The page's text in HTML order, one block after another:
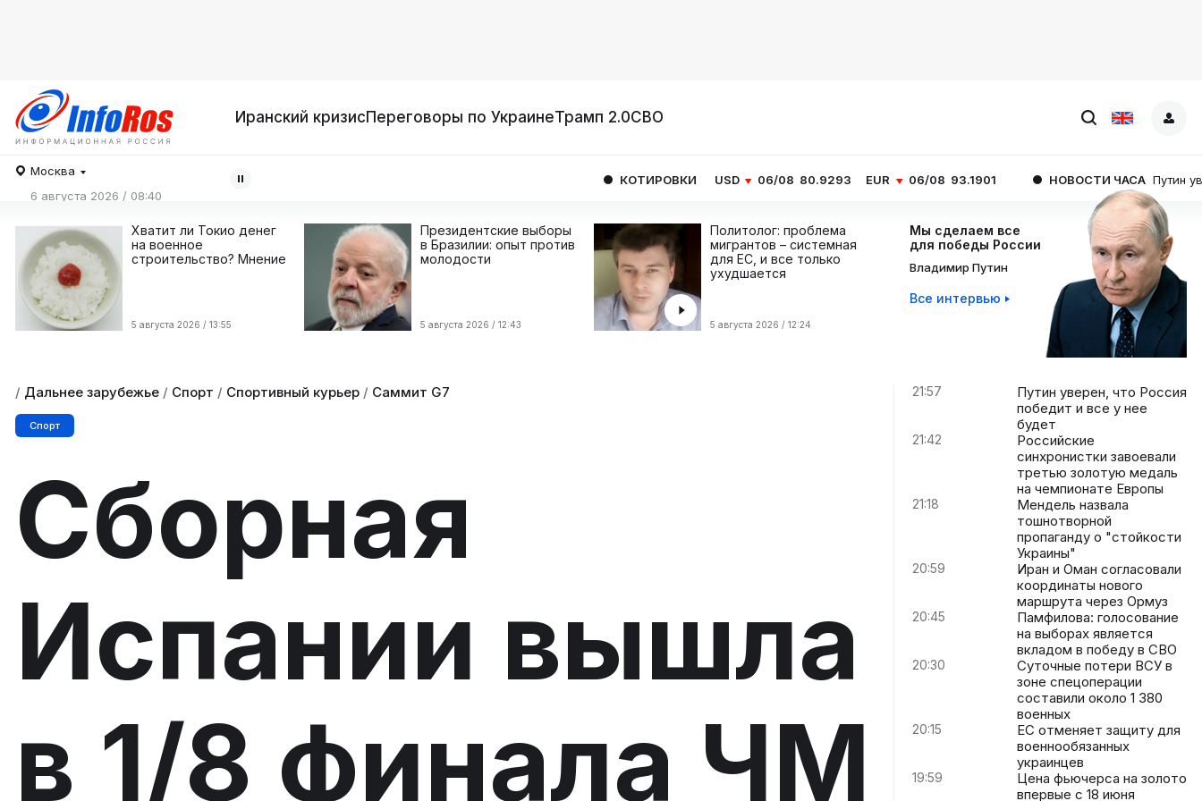
Иранский кризисПереговоры по УкраинеТрамп 2.0СВО
Москва
6 августа 2026 / 08:40
КОТИРОВКИ USD 06/08 80.9293 EUR 06/08 93.1901 НОВОСТИ ЧАСА Путин уверен, что
Хватит ли Токио денег
на военное
строительство? Мнение
5 августа 2026 / 13:55
Президентские выборы
в Бразилии: опыт против
молодости
5 августа 2026 / 12:43
Политолог: проблема
мигрантов – системная
для ЕС, и все только
ухудшается
5 августа 2026 / 12:24
Мы сделаем все
для победы России
Владимир Путин
Все интервью
/ Дальнее зарубежье / Спорт / Спортивный курьер / Саммит G7
Спорт
Сборная
Испании вышла
в 1/8 финала ЧМ
21:57
Путин уверен, что Россия
победит и все у нее
будет
21:42
Российские
синхронистки завоевали
третью золотую медаль
на чемпионате Европы
21:18
Мендель назвала
тошнотворной
пропаганду о "стойкости
Украины"
20:59
Иран и Оман согласовали
координаты нового
маршрута через Ормуз
20:45
Памфилова: голосование
на выборах является
вкладом в победу в СВО
20:30
Суточные потери ВСУ в
зоне спецоперации
составили около 1 380
военных
20:15
ЕС отменяет защиту для
военнообязанных
украинцев
19:59
Цена фьючерса на золото
впервые с 18 июня